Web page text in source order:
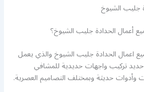
جليب الشيوخ
أعمال الحدادة جليب الشيوخ؟
اعمال الحدادة جليب الشيوخ والذي يعمل
تركيب واجهات حديدية للمشافي
وأدوات حديثة وبمختلف التصاميم العصرية.